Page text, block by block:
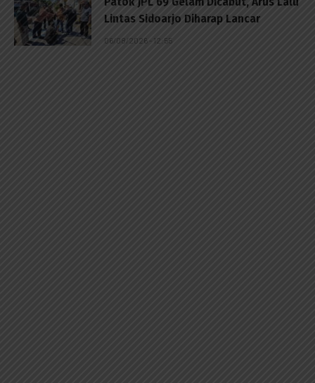
Lintas Sidoarjo Diharap Lancar
06/08/2026 - 12:55